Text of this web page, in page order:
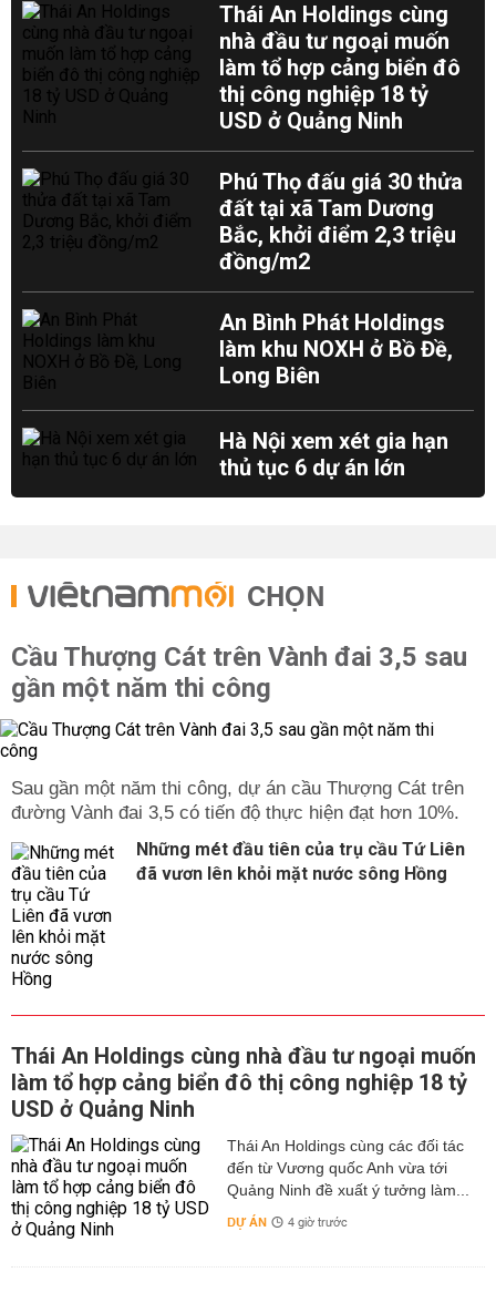
Thái An Holdings cùng
nhà đầu tư ngoại muốn
làm tổ hợp cảng biển đô
thị công nghiệp 18 tỷ
USD ở Quảng Ninh
Phú Thọ đấu giá 30 thửa
đất tại xã Tam Dương
Bắc, khởi điểm 2,3 triệu
đồng/m2
An Bình Phát Holdings
làm khu NOXH ở Bồ Đề,
Long Biên
Hà Nội xem xét gia hạn
thủ tục 6 dự án lớn
CHỌN
Cầu Thượng Cát trên Vành đai 3,5 sau
gần một năm thi công
Sau gần một năm thi công, dự án cầu Thượng Cát trên
đường Vành đai 3,5 có tiến độ thực hiện đạt hơn 10%.
Những mét đầu tiên của trụ cầu Tứ Liên
đã vươn lên khỏi mặt nước sông Hồng
Thái An Holdings cùng nhà đầu tư ngoại muốn
làm tổ hợp cảng biển đô thị công nghiệp 18 tỷ
USD ở Quảng Ninh
Thái An Holdings cùng các đối tác
đến từ Vương quốc Anh vừa tới
Quảng Ninh đề xuất ý tưởng làm...
DỰ ÁN 4 giờ trước